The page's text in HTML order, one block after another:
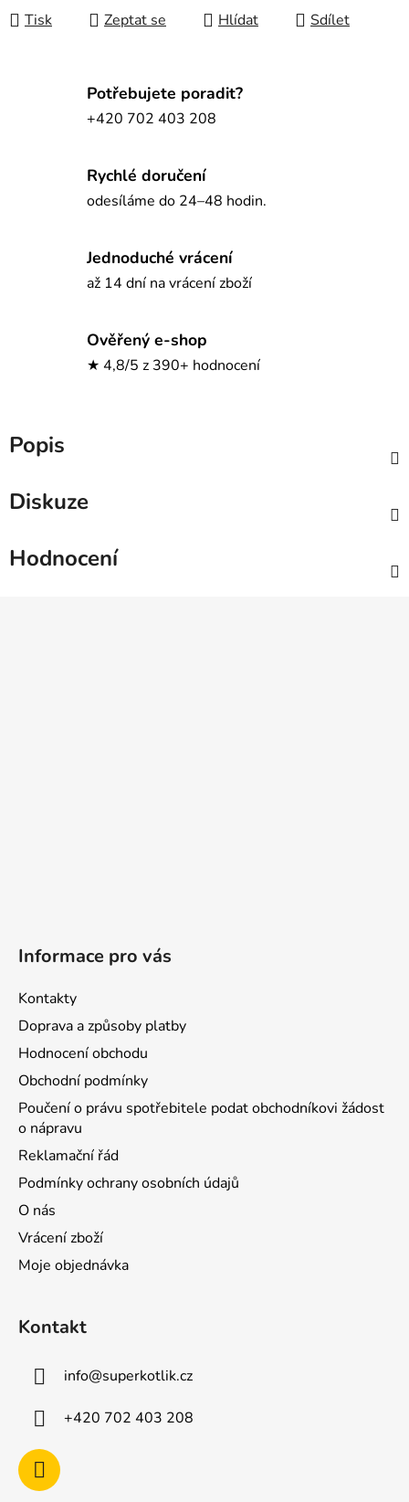
Tisk Zeptat se Hlídat Sdílet
Potřebujete poradit?
+420 702 403 208
Rychlé doručení
odesíláme do 24–48 hodin.
Jednoduché vrácení
až 14 dní na vrácení zboží
Ověřený e-shop
★ 4,8/5 z 390+ hodnocení
Popis
Diskuze
Hodnocení
Informace pro vás
Kontakty
Doprava a způsoby platby
Hodnocení obchodu
Obchodní podmínky
Poučení o právu spotřebitele podat obchodníkovi žádost
o nápravu
Reklamační řád
Podmínky ochrany osobních údajů
O nás
Vrácení zboží
Moje objednávka
Kontakt
info@superkotlik.cz
+420 702 403 208